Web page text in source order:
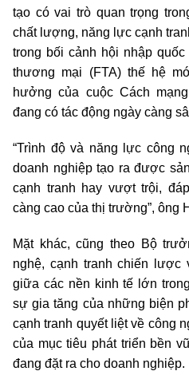
tạo có vai trò quan trọng
chất lượng, năng lực cạnh
trong bối cảnh hội nhập
thương mại (FTA) thế hệ
hưởng của cuộc Cách
đang có tác động ngày càng
“Trình độ và năng lực công
doanh nghiệp tạo ra được
cạnh tranh hay vượt trội,
càng cao của thị trường”, ông
Mặt khác, cũng theo Bộ
nghệ, cạnh tranh chiến lược
giữa các nền kinh tế lớn
sự gia tăng của những biện
cạnh tranh quyết liệt về công
của mục tiêu phát triển bền
đang đặt ra cho doanh nghiệp.